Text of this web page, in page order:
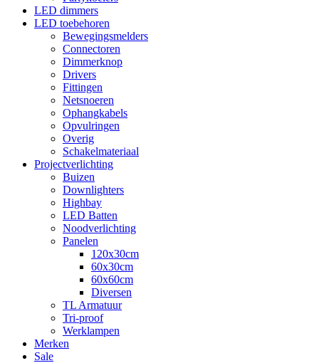
LED dimmers
LED toebehoren
Bewegingsmelders
Connectoren
Dimmerknop
Drivers
Fittingen
Netsnoeren
Ophangkabels
Opvulringen
Overig
Schakelmateriaal
Projectverlichting
Buizen
Downlighters
Highbay
LED Batten
Noodverlichting
Panelen
120x30cm
60x30cm
60x60cm
Diversen
TL Armatuur
Tri-proof
Werklampen
Merken
Sale